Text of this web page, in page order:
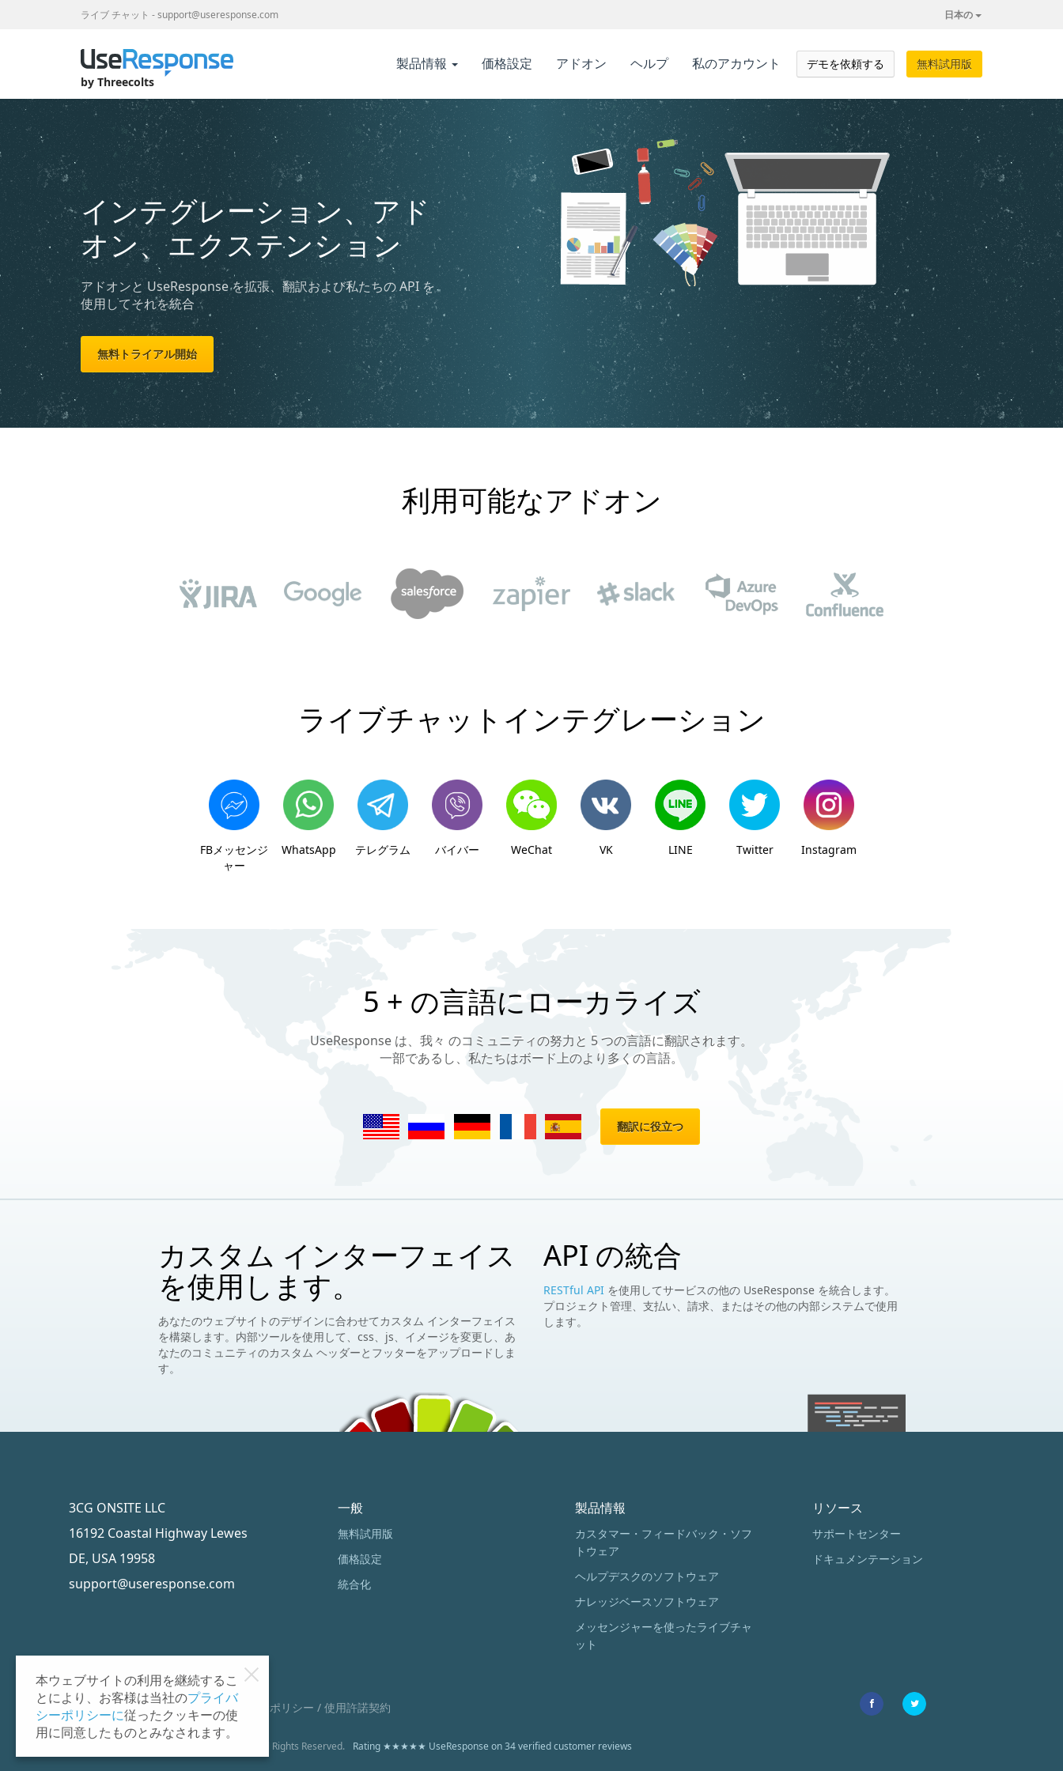
by Threecolts
ライブ チャット -support@useresponse.com 日本の
製品情報 価格設定 アドオン ヘルプ 私のアカウント デモを依頼する 無料試用版
インテグレーション、アド
オン、エクステンション
アドオンと UseResponse を拡張、翻訳および私たちの API を
使用してそれを統合
無料トライアル開始
利用可能なアドオン
ライブチャットインテグレーション
FBメッセンジ
ャー
WhatsApp テレグラム バイバー WeChat VK LINE Twitter Instagram
5 + の言語にローカライズ
UseResponse は、我々 のコミュニティの努力と 5 つの言語に翻訳されます。
一部であるし、私たちはボード上のより多くの言語。
翻訳に役立つ
カスタム インターフェイス
を使用します。
あなたのウェブサイトのデザインに合わせてカスタム インターフェイス
を構築します。内部ツールを使用して、css、js、イメージを変更し、あ
なたのコミュニティのカスタム ヘッダーとフッターをアップロードしま
す。
API の統合
RESTful API を使用してサービスの他の UseResponse を統合します。
プロジェクト管理、支払い、請求、またはその他の内部システムで使用
します。
3CG ONSITE LLC
16192 Coastal Highway Lewes
DE, USA 19958
support@useresponse.com
一般
無料試用版
価格設定
統合化
製品情報
カスタマー・フィードバック・ソフ
トウェア
ヘルプデスクのソフトウェア
ナレッジベースソフトウェア
メッセンジャーを使ったライブチャ
ット
リソース
サポートセンター
ドキュメンテーション
プライバシー ポリシー /利用規約 返金ポリシー / 使用許諾契約
Copyrights © 2011 - 2024. 3CG Onsite LLC. All Rights Reserved. Rating ★★★★★ UseResponse on34verified customer reviews
本ウェブサイトの利用を継続するこ
とにより、お客様は当社のプライバ
シーポリシーに従ったクッキーの使
用に同意したものとみなされます。